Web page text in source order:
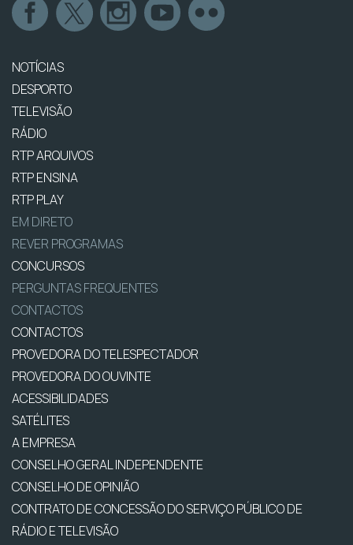
NOTÍCIAS
DESPORTO
TELEVISÃO
RÁDIO
RTP ARQUIVOS
RTP ENSINA
RTP PLAY
EM DIRETO
REVER PROGRAMAS
CONCURSOS
PERGUNTAS FREQUENTES
CONTACTOS
CONTACTOS
PROVEDORA DO TELESPECTADOR
PROVEDORA DO OUVINTE
ACESSIBILIDADES
SATÉLITES
A EMPRESA
CONSELHO GERAL INDEPENDENTE
CONSELHO DE OPINIÃO
CONTRATO DE CONCESSÃO DO SERVIÇO PÚBLICO DE
RÁDIO E TELEVISÃO